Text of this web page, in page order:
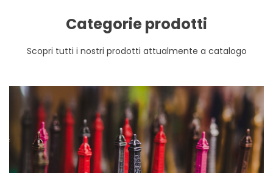
Categorie prodotti
Scopri tutti i nostri prodotti attualmente a catalogo